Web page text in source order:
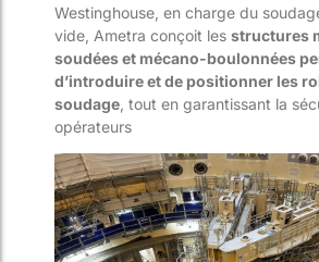
Westinghouse, en charge du
vide, Ametra conçoit les structures
soudées et mécano-boulonnées
d’introduire et de positionner les
soudage , tout en garantissant la
opérateurs